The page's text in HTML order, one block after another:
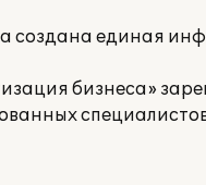
создана единая
бизнеса»